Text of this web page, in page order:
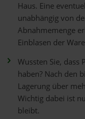
Haus. Eine
unabhängig von
Abnahmemenge
Einblasen der
Wussten Sie,
haben? Nach den
Lagerung über
Wichtig dabei ist
bleibt.